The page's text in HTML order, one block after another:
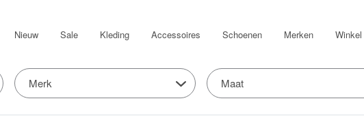
Nieuw Sale Kleding Accessoires Schoenen Merken Winkel
Merk Maat